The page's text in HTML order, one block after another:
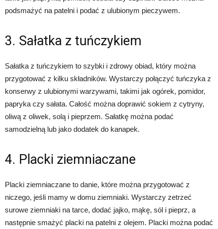
podsmażyć na patelni i podać z ulubionym pieczywem.
3. Sałatka z tuńczykiem
Sałatka z tuńczykiem to szybki i zdrowy obiad, który można
przygotować z kilku składników. Wystarczy połączyć tuńczyka z
konserwy z ulubionymi warzywami, takimi jak ogórek, pomidor,
papryka czy sałata. Całość można doprawić sokiem z cytryny,
oliwą z oliwek, solą i pieprzem. Sałatkę można podać
samodzielną lub jako dodatek do kanapek.
4. Placki ziemniaczane
Placki ziemniaczane to danie, które można przygotować z
niczego, jeśli mamy w domu ziemniaki. Wystarczy zetrzeć
surowe ziemniaki na tarce, dodać jajko, mąkę, sól i pieprz, a
następnie smażyć placki na patelni z olejem. Placki można podać